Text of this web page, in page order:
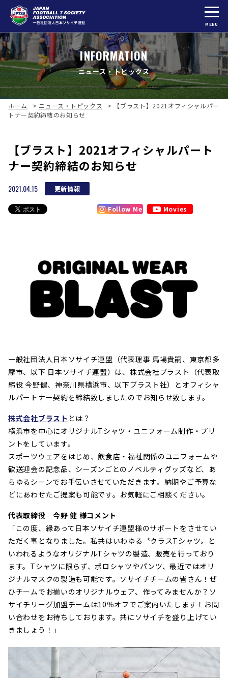
MENU
INFORMATION
ニュース・トピックス
ホーム > ニュース・トピックス >
【ブラスト】2021オフィシャルパー
トナー契約締結のお知らせ
【ブラスト】2021オフィシャルパート
ナー契約締結のお知らせ
2021.04.15 更新情報
Follow Me Movies
一般社団法人日本ソサイチ連盟（代表理事 馬場貴嗣、東京都多
摩市、以下 日本ソサイチ連盟）は、株式会社ブラスト（代表取
締役 今野健、神奈川県横浜市、以下ブラスト社）とオフィシャ
ルパートナー契約を締結致しましたのでお知らせ致します。
株式会社ブラスト とは？
横浜市を中心にオリジナルTシャツ・ユニフォーム制作・プリ
ントをしています。
スポーツウェアをはじめ、飲食店・福祉関係のユニフォームや
歓送迎会の記念品、シーズンごとのノベルティグッズなど、あ
らゆるシーンでお手伝いさせていただきます。納期やご予算な
どにあわせたご提案も可能です。お気軽にご相談ください。
代表取締役 今野 健 様コメント
「この度、縁あって日本ソサイチ連盟様のサポートをさせてい
ただく事となりました。私共はいわゆる〝クラスTシャツ〟と
いわれるようなオリジナルTシャツの製造、販売を行っており
ます。Tシャツに限らず、ポロシャツやパンツ、最近ではオリ
ジナルマスクの製造も可能です。ソサイチチームの皆さん！ぜ
ひチームでお揃いのオリジナルウェア、作ってみませんか？ソ
サイチリーグ加盟チームは10％オフでご案内いたします！お問
い合わせをお待ちしております。共にソサイチを盛り上げてい
きましょう！」